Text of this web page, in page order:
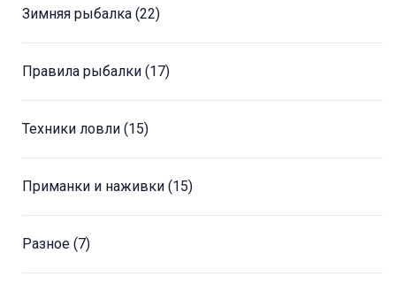
Зимняя рыбалка (22)
Правила рыбалки (17)
Техники ловли (15)
Приманки и наживки (15)
Разное (7)